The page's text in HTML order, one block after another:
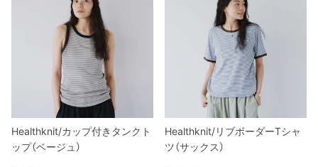
Healthknit/カップ付きタンクト
ップ（ベージュ）
Healthknit/リブボーダーTシャ
ツ（サックス）